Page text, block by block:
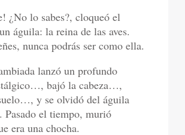
¿No lo sabes?, cloqueó el
águila: la reina de las aves.
nunca podrás ser como ella.
lanzó un profundo
bajó la cabeza…,
y se olvidó del águila
Pasado el tiempo, murió
era una chocha.